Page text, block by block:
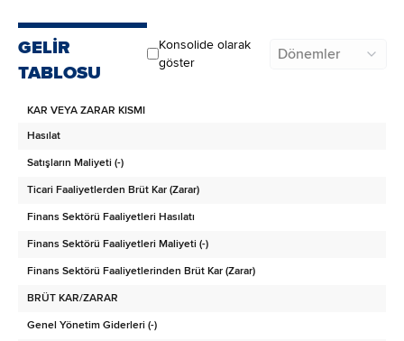
Canlı Varlıklar
Peşin Ödenmiş Giderler
İlişkili Taraflara Peşin Ödenmiş Giderler
Cari Dönem Vergisiyle İlgili Varlıklar
Diğer Dönen Varlıklar
ARA TOPLAM
Satış Amaçlı Sınıflandırılan Duran Varlıklar
DURAN VARLIKLAR
Finansal Yatırımlar
GELİR
TABLOSU
Konsolide olarak
göster
Dönemler
KAR VEYA ZARAR KISMI
Hasılat
Satışların Maliyeti (-)
Ticari Faaliyetlerden Brüt Kar (Zarar)
Finans Sektörü Faaliyetleri Hasılatı
Finans Sektörü Faaliyetleri Maliyeti (-)
Finans Sektörü Faaliyetlerinden Brüt Kar (Zarar)
BRÜT KAR/ZARAR
Genel Yönetim Giderleri (-)